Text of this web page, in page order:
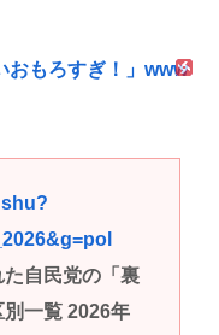
おもろすぎ！」www
た自民党の「裏
一覧 2026年